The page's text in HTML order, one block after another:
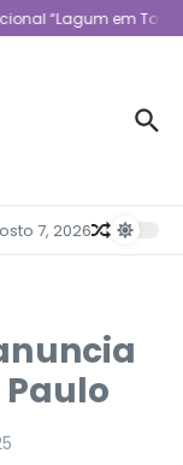
“Lagum em Todo
7, 2026